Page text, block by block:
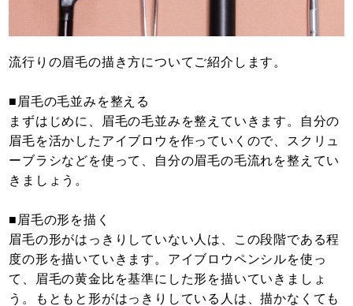
流行りの眉毛の描き方についてご紹介します。
■眉毛の毛並みを整える
まずはじめに、眉毛の毛並みを整えていきます。自分の
眉毛を活かしたアイブロウを作っていくので、スクリュ
ーブラシなどを使って、自分の眉毛の毛流れを整えてい
きましょう。
■眉毛の形を描く
眉毛の形がはっきりしていない人は、この段階である程
度の形を描いていきます。アイブロウペンシルを使っ
て、眉毛の黄金比を基準にした形を描いていきましょ
う。もともと形がはっきりしている人は、描かなくても